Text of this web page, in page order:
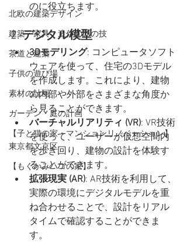
北欧の建築デザイン
建築・家具・造作の匠の技
茶道と建築
子供の遊び場
素材の計画
ガーデン・庭の計画
【子と猫の家・マンションリノベーション】
東京都文京区
【もくかみハコの家】
のに役立ちます。
2. デジタル模型
3Dモデリング: コンピュータソフト
ウェアを使って、住宅の3Dモデル
を作成します。これにより、建物
の内部や外部をさまざまな角度か
ら見ることができます。
バーチャルリアリティ (VR): VR技術
を使って、ユーザーが仮想空間内
を歩き回り、建物の設計を体験す
ることができます。
拡張現実 (AR): AR技術を利用して、
実際の環境にデジタルモデルを重
ね合わせることで、設計をリアル
タイムで確認することができま
す。